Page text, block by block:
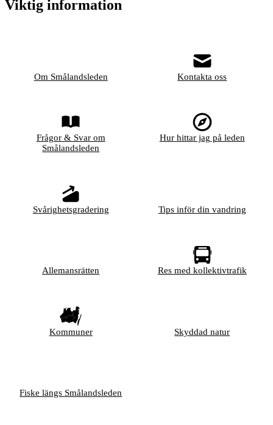
Viktig information
Om Smålandsleden Kontakta oss
Frågor & Svar om
Smålandsleden
Hur hittar jag på leden
Svårighetsgradering Tips inför din vandring
Allemansrätten Res med kollektivtrafik
Kommuner Skyddad natur
Fiske längs Smålandsleden